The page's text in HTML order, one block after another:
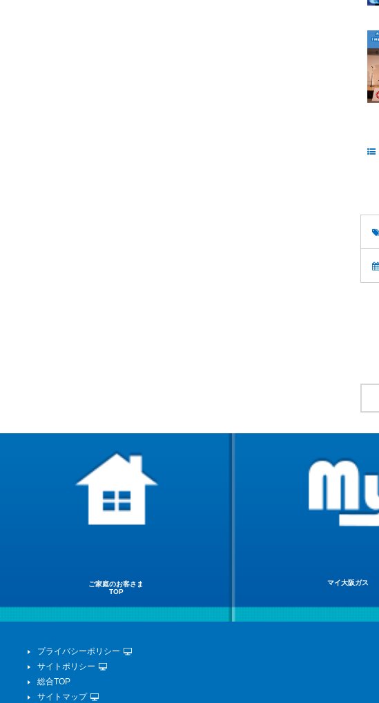
ご家庭のお客さま
TOP
マイ大阪ガス
プライバシーポリシー
サイトポリシー
総合TOP
サイトマップ